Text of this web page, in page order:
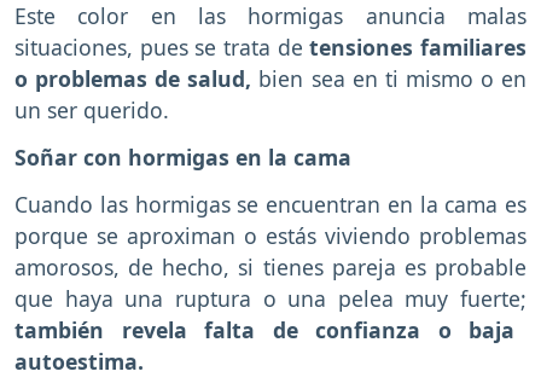
Este color en las hormigas anuncia malas
situaciones, pues se trata detensiones familiares
o problemas de salud, bien sea en ti mismo o en
un ser querido.
Soñar con hormigas en la cama
Cuando las hormigas se encuentran en la cama es
porque se aproximan o estás viviendo problemas
amorosos, de hecho, si tienes pareja es probable
que haya una ruptura o una pelea muy fuerte;
también revela falta de confianza o baja
autoestima.